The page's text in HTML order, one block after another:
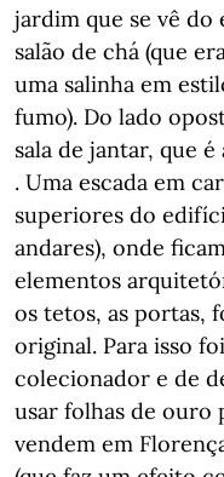
jardim que se vê do
salão de chá (que
uma salinha em
fumo). Do lado
sala de jantar, que
. Uma escada em
superiores do
andares), onde
elementos
os tetos, as portas,
original. Para isso
colecionador e de
usar folhas de ouro
vendem em